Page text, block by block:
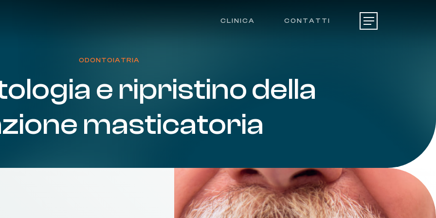
CLINICA CONTATTI Menu
ODONTOIATRIA
e ripristinodella
masticatoria